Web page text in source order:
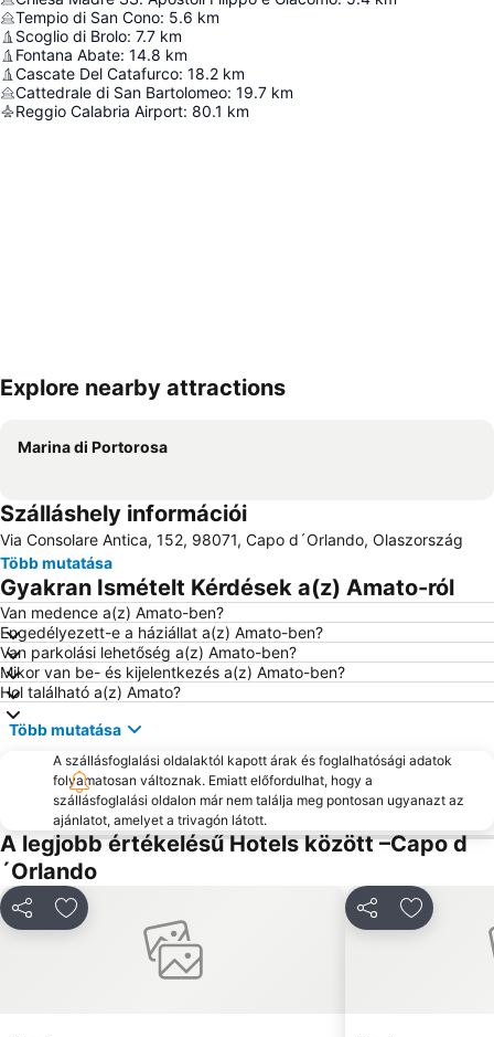
Tempio di San Cono: 5.6 km
Scoglio di Brolo: 7.7 km
Fontana Abate: 14.8 km
Cascate Del Catafurco: 18.2 km
Cattedrale di San Bartolomeo: 19.7 km
Reggio Calabria Airport: 80.1 km
Nagy méretű térkép
Explore nearby attractions
Marina di Portorosa
Szálláshely információi
Via Consolare Antica, 152, 98071, Capo d´Orlando, Olaszország
Több mutatása
Gyakran Ismételt Kérdések a(z) Amato-ról
Van medence a(z) Amato-ben?
Engedélyezett-e a háziállat a(z) Amato-ben?
Van parkolási lehetőség a(z) Amato-ben?
Mikor van be- és kijelentkezés a(z) Amato-ben?
Hol található a(z) Amato?
Több mutatása
A szállásfoglalási oldalaktól kapott árak és foglalhatósági adatok
folyamatosan változnak. Emiatt előfordulhat, hogy a
szállásfoglalási oldalon már nem találja meg pontosan ugyanazt az
ajánlatot, amelyet a trivagón látott.
A legjobb értékelésű Hotels között –Capo d
´Orlando
MegosztásHozzáadás a kedvencekhez Megosztás